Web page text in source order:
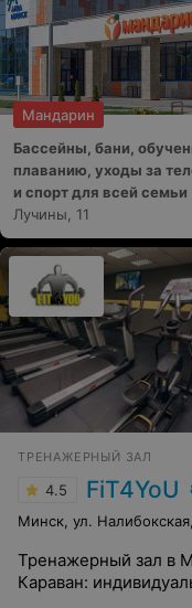
Мандарин
Бассейны, бани,
плаванию, уходы за
и спорт для всей семьи
Лучины, 11
ТРЕНАЖЕРНЫЙ ЗАЛ
4.5 FiT4YoU
Минск, ул.
Тренажерный зал в
Караван: